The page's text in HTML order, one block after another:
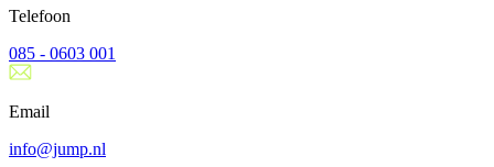
Telefoon
085 - 0603 001
Email
info@jump.nl